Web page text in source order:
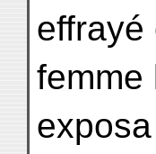
effrayé
femme